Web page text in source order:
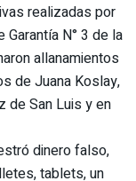
realizadas por
N° 3 de la
allanamientos
de Juana Koslay,
de San Luis y en
dinero falso,
tablets, un